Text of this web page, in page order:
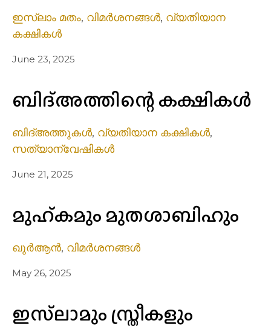
ഇസ്ലാം മതം, വിമർശനങ്ങൾ, വ്യതിയാന
കക്ഷികൾ
June 23, 2025
ബിദ്അത്തിന്റെ കക്ഷികൾ
ബിദ്അത്തുകൾ, വ്യതിയാന കക്ഷികൾ,
സത്യാന്വേഷികൾ
June 21, 2025
മുഹ്കമും മുതശാബിഹും
ഖുർആൻ, വിമർശനങ്ങൾ
May 26, 2025
ഇസ്‌ലാമും സ്ത്രീകളും